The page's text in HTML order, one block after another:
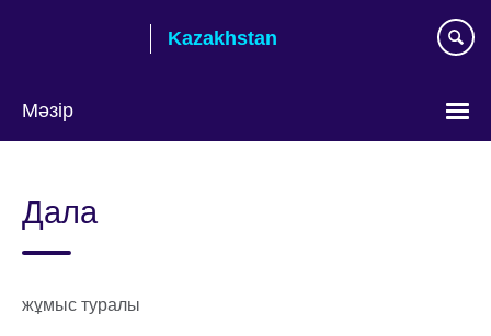
Kazakhstan
Мәзір
Дала
жұмыс туралы